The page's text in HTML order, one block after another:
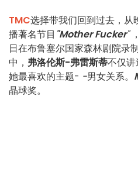
TMC选择带我们回到过去，从
播著名节目 "Mother Fucker"
日在布鲁塞尔国家森林剧院录
中， 弗洛伦斯-弗雷斯蒂不仅
她最喜欢的主题- -男女关系。
晶球奖。